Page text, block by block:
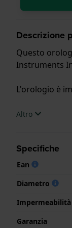
Descrizione
Questo
Instruments
L'orologio è
.Altro
Specifiche
Ean
Diametro
Impermeabilità
Garanzia